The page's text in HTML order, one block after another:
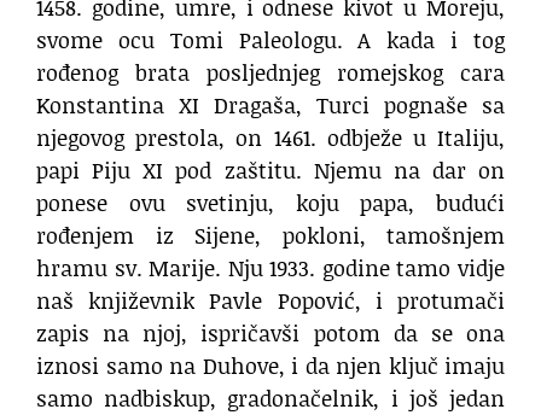
1458. godine, umre, i odnese kivot u Moreju,
svome ocu Tomi Paleologu. A kada i tog
rođenog brata posljednjeg romejskog cara
Konstantina XI Dragaša, Turci pognaše sa
njegovog prestola, on 1461. odbježe u Italiju,
papi Piju XI pod zaštitu. Njemu na dar on
ponese ovu svetinju, koju papa, budući
rođenjem iz Sijene, pokloni, tamošnjem
hramu sv. Marije. Nju 1933. godine tamo vidje
naš književnik Pavle Popović, i protumači
zapis na njoj, ispričavši potom da se ona
iznosi samo na Duhove, i da njen ključ imaju
samo nadbiskup, gradonačelnik, i još jedan